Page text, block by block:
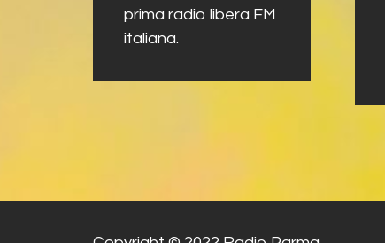
prima radio libera FM
italiana.